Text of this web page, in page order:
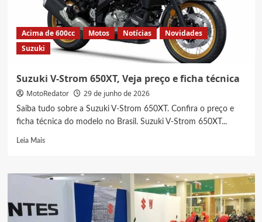
8S
2026/2027
Acima de 600cc Motos Notícias
Novidades
Suzuki
Suzuki V-Strom 650XT, Veja preço e ficha técnica
MotoRedator 29 de junho de 2026
Saiba tudo sobre a Suzuki V-Strom 650XT. Confira o preço e
ficha técnica do modelo no Brasil. Suzuki V-Strom 650XT...
Leia MaisRead
Suzuki
650XT,
Veja